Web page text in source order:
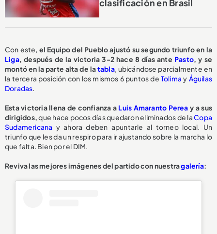
clasificación en Brasil
Con este, el Equipo del Pueblo ajustó su segundo triunfo en la
Liga, después de la victoria 3-2 hace 8 días ante Pasto, y se
montó en la parte alta de latabla, ubicándose parcialmente en
la tercera posición con los mismos 6 puntos de Tolimay Águilas
Doradas.
Esta victoria llena de confianza a Luis Amaranto Perea y a sus
dirigidos,que hace pocos días quedaron eliminados de laCopa
Sudamericana y ahora deben apuntarle al torneo local. Un
triunfo que les da un respiro para ir ajustando sobre la marcha lo
que falta. Bien por el DIM.
Reviva las mejores imágenes del partido con nuestragalería: